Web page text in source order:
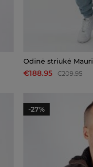
Odinė striukė
€188.95 €209.95
-27%